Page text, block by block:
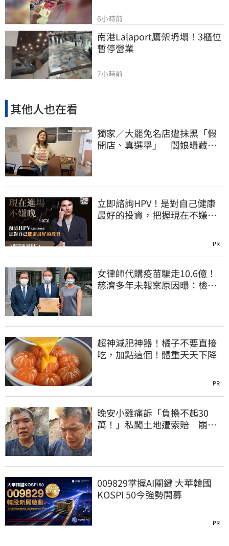
6小時前
南港Lalaport鷹架坍塌！3櫃位
暫停營業
7小時前
其他人也在看
獨家／大罷免名店遭抹黑「假
開店、真選舉」 闆娘曝藏鏡
立即諮詢HPV！是對自己健康
最好的投資，把握現在不嫌
PR
女律師代購疫苗騙走10.6億！
慈濟多年未報案原因曝：檢警
超神減肥神器！橘子不要直接
吃，加點這個！體重天天下降
PR
晚安小雞痛訴「負擔不起30
萬！」私闖土地遭索賠 崩
009829掌握AI關鍵 大華韓國
KOSPI 50今強勢開募
PR